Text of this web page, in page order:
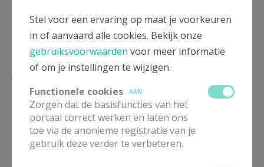
Lees meer
Stel voor een ervaring op maat je voorkeuren
in of aanvaard alle cookies. Bekijk onze
gebruiksvoorwaarden voor meer informatie
of om je instellingen te wijzigen.
Functionele cookies
AAN
Zorgen dat de basisfuncties van het
portaal correct werken en laten ons
toe via de anonieme registratie van je
gebruik deze verder te verbeteren.